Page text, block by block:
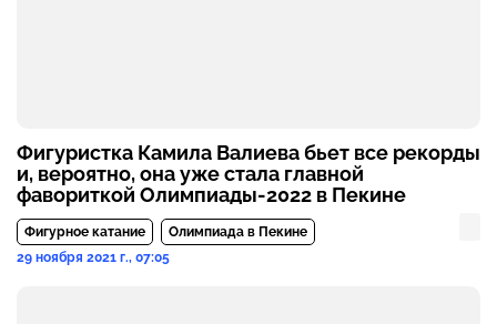
Фигуристка Камила Валиева бьет все рекорды
и, вероятно, она уже стала главной
фавориткой Олимпиады-2022 в Пекине
Фигурное катание
Олимпиада в Пекине
29 ноября 2021 г., 07:05